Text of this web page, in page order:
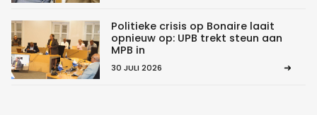
Politieke crisis op Bonaire laait
opnieuw op: UPB trekt steun aan
MPB in
30 JULI 2026